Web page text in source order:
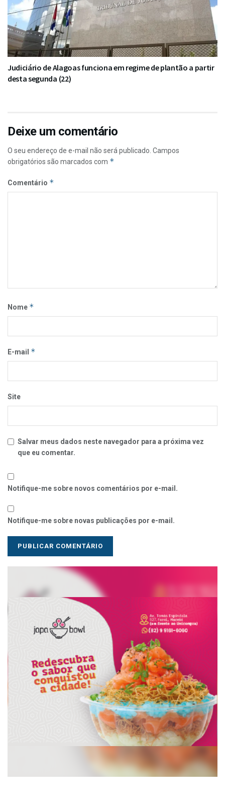
Judiciário de Alagoas funciona em regime de plantão a partir
desta segunda (22)
Deixe um comentário
O seu endereço de e-mail não será publicado. Campos
obrigatórios são marcados com *
Comentário *
Nome *
E-mail *
Site
Salvar meus dados neste navegador para a próxima vez
que eu comentar.
Notifique-me sobre novos comentários por e-mail.
Notifique-me sobre novas publicações por e-mail.